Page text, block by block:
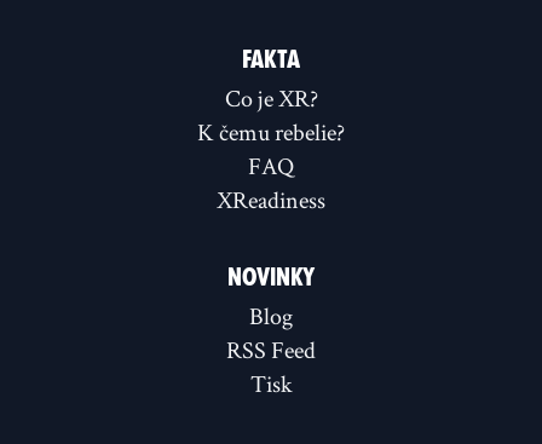
FAKTA
Co je XR?
K čemu rebelie?
FAQ
XReadiness
NOVINKY
Blog
RSS Feed
Tisk